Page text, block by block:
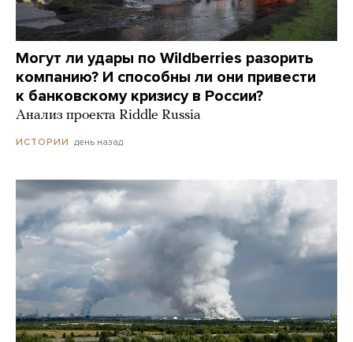
Могут ли удары по Wildberries разорить
компанию? И способны ли они привести
к банковскому кризису в России?
Анализ проекта Riddle Russia
ИСТОРИИ день назад